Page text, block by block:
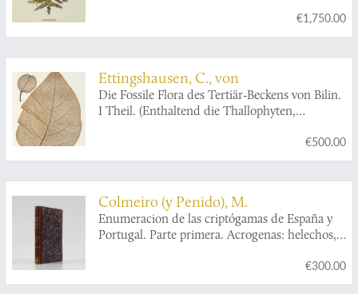
€1,750.00
Ettingshausen, C., von
Die Fossile Flora des Tertiär-Beckens von Bilin.
I Theil. (Enthaltend die Thallophyten,
Monokotyledonen, Coniferen, Julifloren und
Oleraceen).
€500.00
Colmeiro (y Penido), M.
Enumeracion de las criptógamas de España y
Portugal. Parte primera. Acrogenas: helechos,
musgos, hepáticas. [AND] Parte segunda.
Talogenas: hongos, líquenes, collemaceas,
€300.00